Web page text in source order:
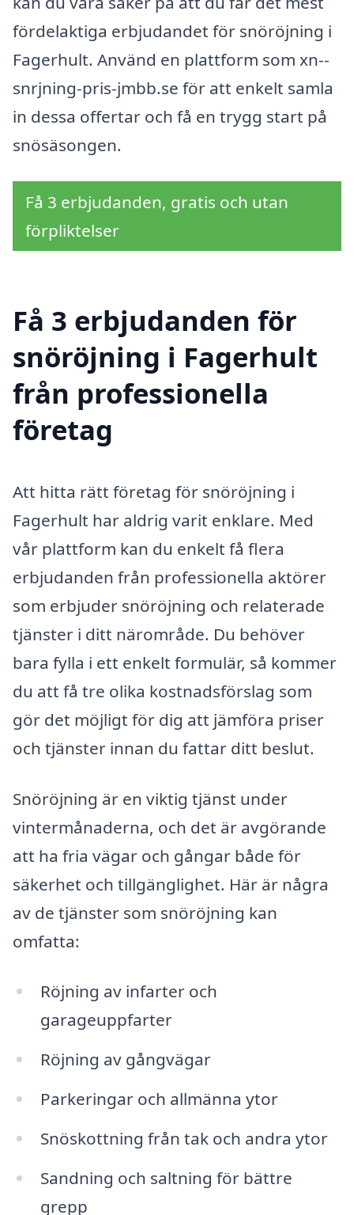
fördelaktiga erbjudandet för snöröjning i
Fagerhult. Använd en plattform som xn--
snrjning-pris-jmbb.se för att enkelt samla
in dessa offertar och få en trygg start på
snösäsongen.
Få 3 erbjudanden, gratis och utan
förpliktelser
Få 3 erbjudanden för
snöröjning i Fagerhult
från professionella
företag
Att hitta rätt företag för snöröjning i
Fagerhult har aldrig varit enklare. Med
vår plattform kan du enkelt få flera
erbjudanden från professionella aktörer
som erbjuder snöröjning och relaterade
tjänster i ditt närområde. Du behöver
bara fylla i ett enkelt formulär, så kommer
du att få tre olika kostnadsförslag som
gör det möjligt för dig att jämföra priser
och tjänster innan du fattar ditt beslut.
Snöröjning är en viktig tjänst under
vintermånaderna, och det är avgörande
att ha fria vägar och gångar både för
säkerhet och tillgänglighet. Här är några
av de tjänster som snöröjning kan
omfatta:
Röjning av infarter och
garageuppfarter
Röjning av gångvägar
Parkeringar och allmänna ytor
Snöskottning från tak och andra ytor
Sandning och saltning för bättre
grepp